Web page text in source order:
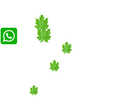
Messenger
WhatsApp